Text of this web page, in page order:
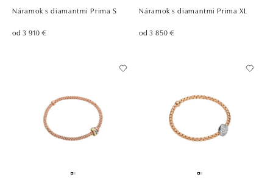
Náramok s diamantmi Prima S
od 3 910 €
Náramok s diamantmi Prima XL
od 3 850 €